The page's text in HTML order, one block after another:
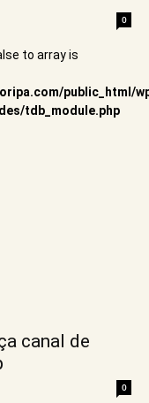
0
to array is
public_html/
tdb_module.php
canal de
0